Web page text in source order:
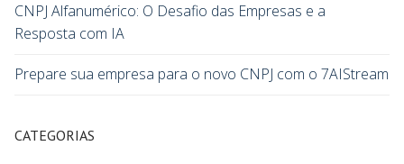
CNPJ Alfanumérico: O Desafio das Empresas e a
Resposta com IA
Prepare sua empresa para o novo CNPJ com o 7AIStream
CATEGORIAS